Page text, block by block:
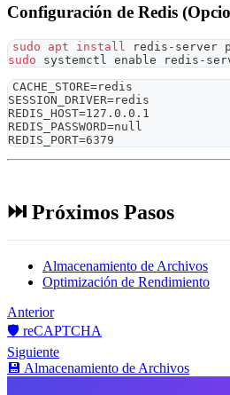
Configuración de Redis
sudo apt install
redis-server
sudo systemctl enable redis-
CACHE_STORE=redis
SESSION_DRIVER=redis
REDIS_HOST=127.0.0.1
REDIS_PASSWORD=null
REDIS_PORT=6379
⏭️ Próximos Pasos
Almacenamiento de Archivos
Optimización de Rendimiento
Anterior
🛡️ reCAPTCHA
Siguiente
💾 Almacenamiento de Archivos